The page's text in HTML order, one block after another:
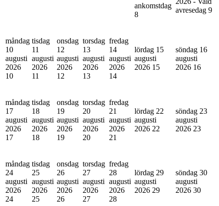
ankomstdag
8
avresedag 9
måndag
10
augusti
2026
10
tisdag
11
augusti
2026
11
onsdag
12
augusti
2026
12
torsdag
13
augusti
2026
13
fredag
14
augusti
2026
14
lördag 15
augusti
2026 15
söndag 16
augusti
2026 16
måndag
17
augusti
2026
17
tisdag
18
augusti
2026
18
onsdag
19
augusti
2026
19
torsdag
20
augusti
2026
20
fredag
21
augusti
2026
21
lördag 22
augusti
2026 22
söndag 23
augusti
2026 23
måndag
24
augusti
2026
24
tisdag
25
augusti
2026
25
onsdag
26
augusti
2026
26
torsdag
27
augusti
2026
27
fredag
28
augusti
2026
28
lördag 29
augusti
2026 29
söndag 30
augusti
2026 30